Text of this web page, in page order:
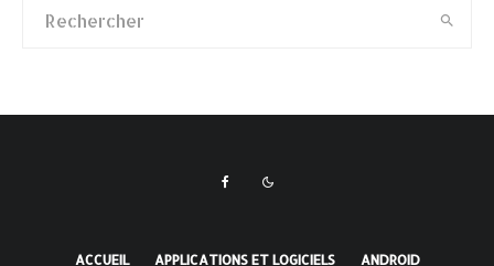
ACCUEIL APPLICATIONS ET LOGICIELS ANDROID